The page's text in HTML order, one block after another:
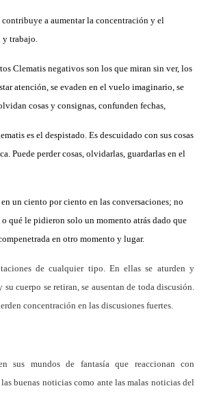
contribuye a aumentar la concentración y el
y trabajo.
Clematis negativos son los que miran sin ver, los
atención, se evaden en el vuelo imaginario, se
cosas y consignas, confunden fechas,
es el despistado. Es descuidado con sus cosas
Puede perder cosas, olvidarlas, guardarlas en el
un ciento por ciento en las conversaciones; no
qué le pidieron solo un momento atrás dado que
en otro momento y lugar.
de cualquier tipo. En ellas se aturden y
su cuerpo se retiran, se ausentan de toda discusión.
concentración en las discusiones fuertes.
sus mundos de fantasía que reaccionan con
buenas noticias como ante las malas noticias del